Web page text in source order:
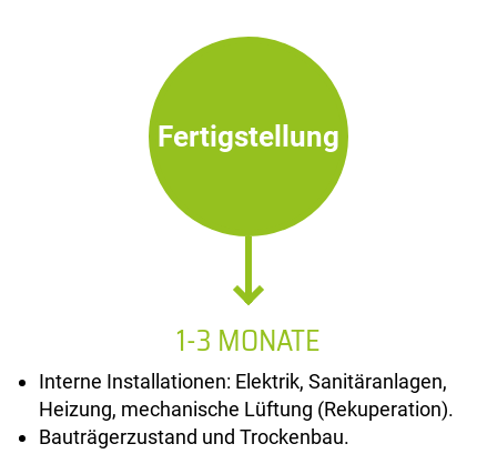
Fertigstellung
1-3 MONATE
Interne Installationen: Elektrik, Sanitäranlagen,
Heizung, mechanische Lüftung (Rekuperation).
Bauträgerzustand und Trockenbau.